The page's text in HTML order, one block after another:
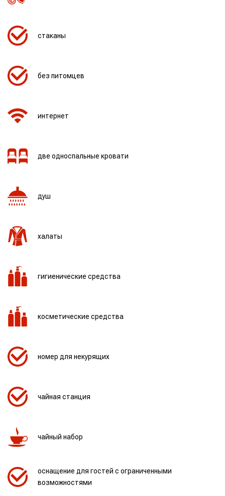
стаканы
без питомцев
интернет
две односпальные кровати
душ
халаты
гигиенические средства
косметические средства
номер для некурящих
чайная станция
чайный набор
оснащение для гостей с ограниченными
возможностями